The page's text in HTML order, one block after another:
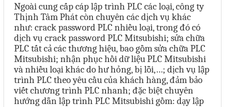
Ngoài cung cấp cáp lập trình PLC các loại, công ty
Thịnh Tâm Phát còn chuyên các dịch vụ khác
như: crack password PLC nhiều loại, trong đó có
dịch vụ crack password PLC Mitsubishi; sửa chữa
PLC tất cả các thương hiệu, bao gồm sửa chữa PLC
Mitsubishi; nhận phục hồi dữ liệu PLC Mitsubishi
và nhiều loại khác do hư hỏng, bị lỗi,…; dịch vụ lập
trình PLC theo yêu cầu của khách hàng, đảm bảo
viết chương trình PLC nhanh; đặc biệt chuyên
hướng dẫn lập trình PLC Mitsubishi gồm: dạy lập